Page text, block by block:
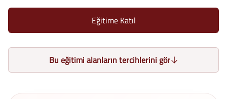
Eğitime Katıl
Bu eğitimi alanların tercihlerini gör